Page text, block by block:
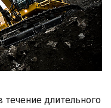
длительного